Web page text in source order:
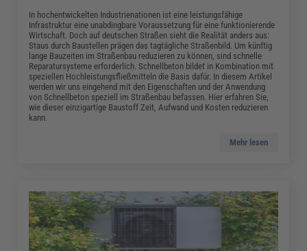
In hochentwickelten Industrienationen ist eine leistungsfähige
Infrastruktur eine unabdingbare Voraussetzung für eine funktionierende
Wirtschaft. Doch auf deutschen Straßen sieht die Realität anders aus:
Staus durch Baustellen prägen das tagtägliche Straßenbild. Um künftig
lange Bauzeiten im Straßenbau reduzieren zu können, sind schnelle
Reparatursysteme erforderlich. Schnellbeton bildet in Kombination mit
speziellen Hochleistungsfließmitteln die Basis dafür. In diesem Artikel
werden wir uns eingehend mit den Eigenschaften und der Anwendung
von Schnellbeton speziell im Straßenbau befassen. Hier erfahren Sie,
wie dieser einzigartige Baustoff Zeit, Aufwand und Kosten reduzieren
kann.
Mehr lesen